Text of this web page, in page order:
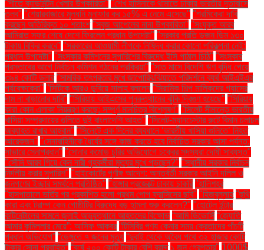
"শীতে ব্যাডমিন্টন খেলার উপকারিতা" "শেখ হাসিনাকে থামাতে ঢাকায় ভারতীয় দূতাবাসে
তলব" "শেয়ারবাজারে মূলধনি মুনাফার কর ১৫% এ নেমে এসেছে" "শ্রমিকেরা দাবি
করছেন অতিরিক্ত ১০ শতাংশ "সবুজ আপেলের নানা উপকারিতা" "সংযুক্ত আরব
আমিরাত সফর শেষে দেশে ফিরলেন প্রধান উপদেষ্টা" "সরকার প্রতি ডজন ডিম ১৩০
টাকায় বিক্রি করবে" "সরকারের আওয়ামী লীগকে নিষিদ্ধ করার কোনো পরিকল্পনা নেই:
প্রধান উপদেষ্টা" "সংস্কার কমিশনের সুপারিশের বিরুদ্ধে ইসি পাঠাল চিঠি" "সংস্কার
প্রস্তাবের আগে নির্বাচন কমিশন গঠনের প্রক্রিয়া" "সাত মাসে বিদেশি ঋণ বৃদ্ধি পেয়ে
৩৯৪ কোটি ডলার "সামরিক তৎপরতার মুখে জাপোরিঝঝিয়াতে পরিদর্শনে ব্যর্থ আইএইএর
পর্যবেক্ষকেরা" "সিটিকে আরও ডুবিয়ে সালাহ বললেন "সিরামিক শিল্প মালিকদের গ্যাসের
দাম না বাড়ানোর দাবি" "সিরিয়ায় আইএসের পুনরুত্থানের ঝুঁকি দ্বিগুণ হয়েছে" "সিরিয়ায়
কারা কোন এলাকা নিয়ন্ত্রণ করছে: সম্পূর্ণ মানচিত্র বিশ্লেষণ" "সিলেট সীমান্তে ভারতীয়
খাসিয়া সম্প্রদায়ের গুলিতে দুই বাংলাদেশি আহত" "সিলেট-ম্যানচেস্টার রুটে বিমান চলাচল
অব্যাহত রাখার আহ্বান" "সিলেটে এক দিনের ব্যবধানে ‘ভারতীয় খাসিয়া গু‌লিতে’ নিহত
আরেকজন" "সেনাবাহিনীকে ধৈর্যের সঙ্গে কাজ করতে হবে নির্বাচিত সরকার আসা পর্যন্ত:
সাভারে সেনাপ্রধান" "সোনার কমোড চুরির অভিযোগে চক্রের সদস্যরা দোষী সাব্যস্ত"
"সৌদি আরব গিয়ে কেন নারী গৃহকর্মীরা মৃত্যুর মুখে পড়ছেন?" "স্থানীয় সরকার নির্বাচন
নির্দলীয় করার সুপারিশ" "হাইকোর্টের পূর্ণাঙ্গ আদেশ: অন্তর্বর্তী সরকার আইনি দলিল ও
জনগণের ইচ্ছার সমর্থনে প্রতিষ্ঠিত" "হাঙ্গার প্রজেক্টে ঢাকায় চাকরি "হালিশহর
"হাসপাতালে ভর্তির পর প্রকাশিত হলো প্রথম পোপ ফ্রান্সিসের ছবি" "হিজবুল্লাহ "হুথি
কারা এবং ট্রাম্প কেন গোষ্ঠীটির বিরুদ্ধে বড় হামলা শুরু করলেন?" "হোটেল ইন্টার
কন্টিনেন্টালের সামনে জুলাই অভ্যুত্থানে আহতদের বিক্ষোভ “আমি ডিভোর্সি “জ্যোতি
আমার কুমিল্লার মেয়ে”: আসিফ আকবর “টিসিবির পণ্য কেনার সময় ক্রেতাদের পাঁচটি
প্রধান অভিযোগ” “ডেঙ্গুতে ৭ জনের মৃত্যু “দুবাই থেকে অবৈধ পথে ৩২ হাজার কোটি
টাকার সোনা প্রবাহিত” “বর্ষে ২০০ কোটি টাকার বেশি বরাদ্দ ১ জন গ্রেপ্তার" 1000$